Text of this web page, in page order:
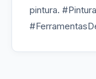
pintura.